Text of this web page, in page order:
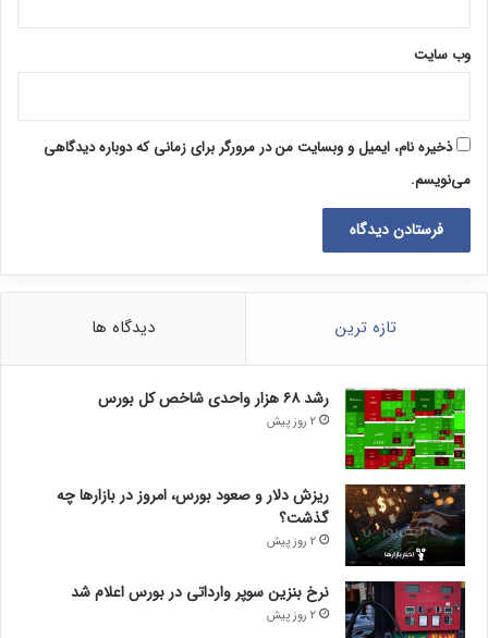
وب‌ سایت
ذخیره نام، ایمیل و وبسایت من در مرورگر برای زمانی که دوباره دیدگاهی
می‌نویسم.
تازه ترین دیدگاه ها
رشد ۶۸ هزار واحدی شاخص کل بورس
2 روز پیش
ریزش دلار و صعود بورس، امروز در بازارها چه
گذشت؟
2 روز پیش
نرخ بنزین سوپر وارداتی در بورس اعلام شد
2 روز پیش